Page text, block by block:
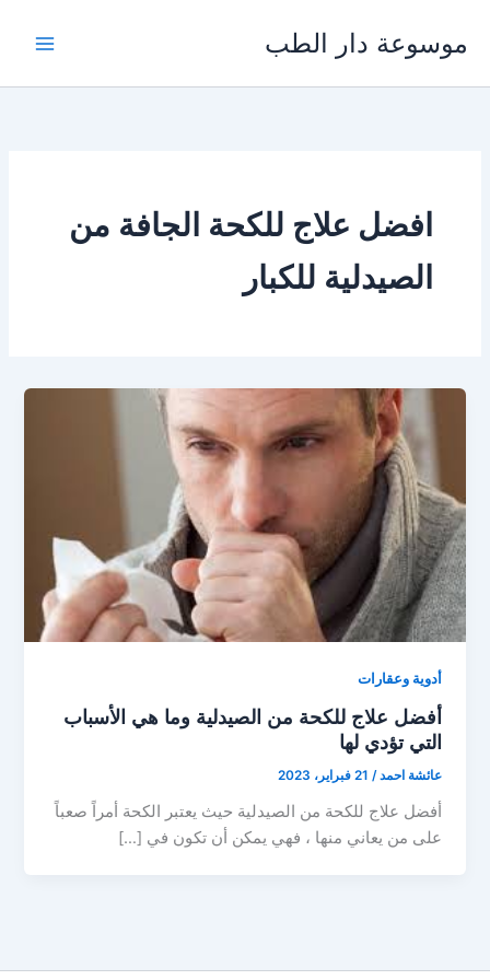
المحتوى
موسوعة دار الطب
افضل علاج للكحة الجافة من
الصيدلية للكبار
أدوية وعقارات
أفضل علاج للكحة من الصيدلية وما هي الأسباب
التي تؤدي لها
عائشة احمد/ 21 فبراير، 2023
أفضل علاج للكحة من الصيدلية حيث يعتبر الكحة أمراً صعباً
على من يعاني منها ، فهي يمكن أن تكون في […]